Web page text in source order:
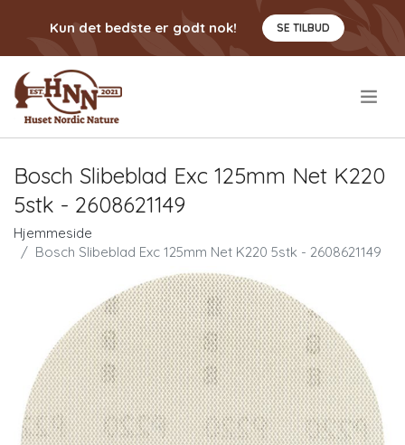
Kun det bedste er godt nok! SE TILBUD
Bosch Slibeblad Exc 125mm Net K220
5stk - 2608621149
Hjemmeside
Bosch Slibeblad Exc 125mm Net K220 5stk - 2608621149